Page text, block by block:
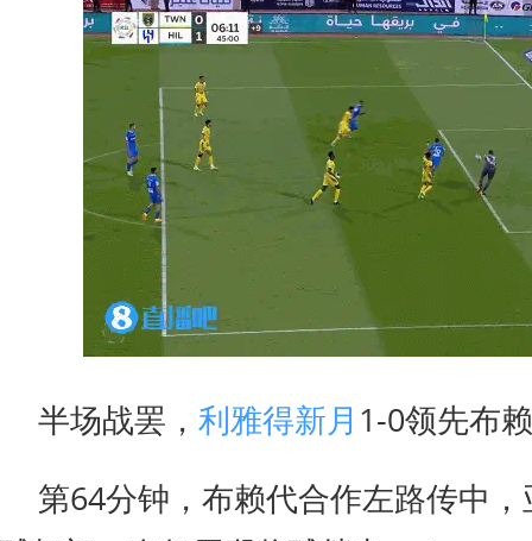
半场战罢， 利雅得新月 1-0领先布
第64分钟，布赖代合作左路传中